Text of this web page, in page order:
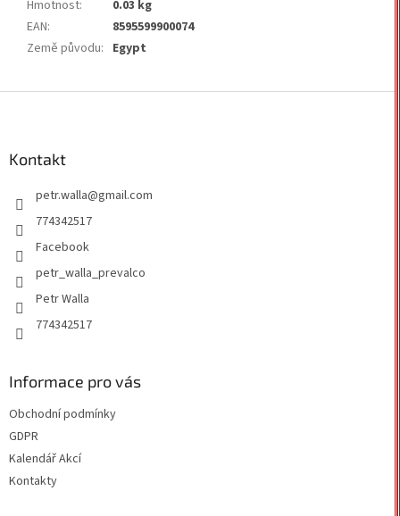
Hmotnost:
0.03 kg
EAN:
8595599900074
Země původu: Egypt
Kontakt
petr.walla@gmail.com
774342517
Facebook
petr_walla_prevalco
Petr Walla
774342517
Informace pro vás
Obchodní podmínky
GDPR
Kalendář Akcí
Kontakty